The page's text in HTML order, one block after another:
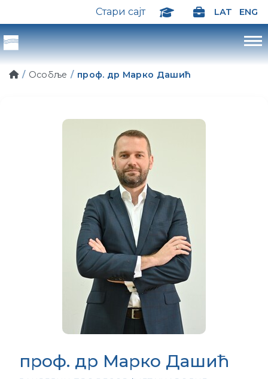
Стари сајт LAT ENG
Особље проф. др Марко Дашић
проф. др Марко Дашић